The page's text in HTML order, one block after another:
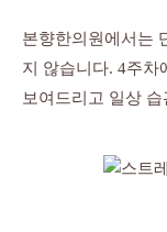
본향한의원에서는
지 않습니다. 4주차
보여드리고 일상